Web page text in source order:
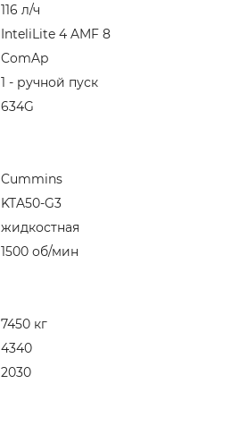
116 л/ч
InteliLite 4 AMF 8
ComAp
1 - ручной пуск
634G
Cummins
KTA50-G3
жидкостная
1500 об/мин
7450 кг
4340
2030